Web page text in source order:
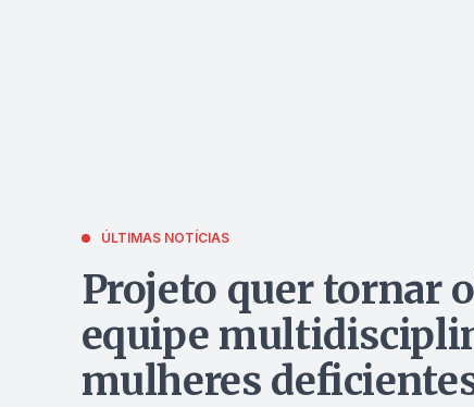
ÚLTIMAS NOTÍCIAS
Projeto quer tornar
equipe
mulheres